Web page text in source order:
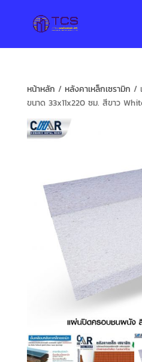
หน้าหลัก / หลังคาเหล็กเซรามิก /
ขนาด 33x11x220 ซม. สีขาว